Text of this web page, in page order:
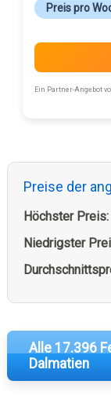
Preis pro
Ein Partner-Angebot
Preise der
Höchster Preis:
Niedrigster
Alle 17.396
Dalmatien